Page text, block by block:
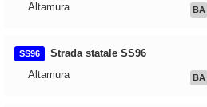
Altamura BA
SS96
Strada statale SS96
Altamura
BA